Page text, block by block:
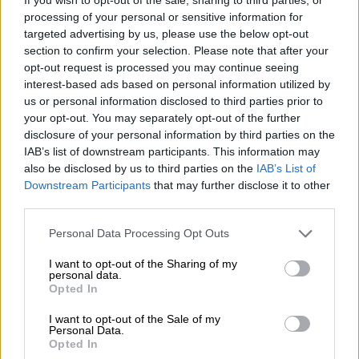
processing of your personal or sensitive information for
targeted advertising by us, please use the below opt-out
section to confirm your selection. Please note that after your
opt-out request is processed you may continue seeing
interest-based ads based on personal information utilized by
us or personal information disclosed to third parties prior to
your opt-out. You may separately opt-out of the further
disclosure of your personal information by third parties on the
IAB’s list of downstream participants. This information may
also be disclosed by us to third parties on the IAB’s List of
Downstream Participants that may further disclose it to other
Please note that this website/app uses one or more Google
not limited to your visit or usage behaviour. You may click to
grant or deny consent to Google and its third-party tags to
use your data for below specified purposes in below Google
consent section.
Personal Data Processing Opt Outs
I want to opt-out of the Sharing of my
personal data.
Opted In
I want to opt-out of the Sale of my
Personal Data.
Opted In
ενέχει κίνδυνο νέου κύκλου εσωστρέφειας
στο παρά πέντε των ευρωεκλογών . Μάλιστα
και ο πρόεδρος του ΣΥΡΙΖΑ ΠΣ τάχθηκε υπέρ
της άποψης να εκλεγεί Κεντρική Επιτροπή
και στη συνέχεια νέαΠολιτική Γραμματεία
μετά τις ευρωεκλογές. Τη διαφωνία τους
εξέφρασαν ηΡάνια Σβίγκου, η Μαριλίζα
Ξενογιαννακοπούλουκαι πιο έντονα ο
Διονύσης Τεμπονέρας που ζήτησαν να
εκλεγούν νέα όργανα αμέσως μετά το
συνέδριο. Υπενθυμίζεται ότι ο Τεμπονέρας
διεξαχθεί τέλος Ιανουαρίου και άρα αρχές
Φεβρουαρίου εκλογές για τα όργανα. Το
θέμα θα τεθεί στην Κεντρική Επιτροπή όπου
αναμένεται να συζητηθεί διεξοδικά και στο